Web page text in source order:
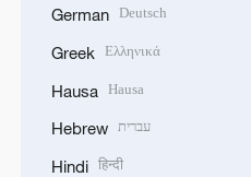
German Deutsch
Greek Ελληνικά
Hausa Hausa
Hebrew עברית
Hindi हिन्दी